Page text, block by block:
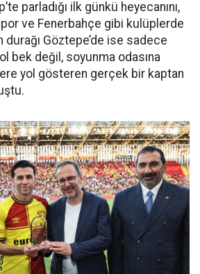
parladığı ilk günkü heyecanını,
ve Fenerbahçe gibi kulüplerde
durağı Göztepe’de ise sadece
bek değil, soyunma odasına
yol gösteren gerçek bir kaptan